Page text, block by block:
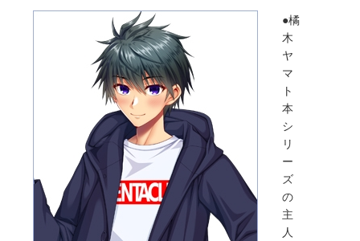
●橘
木
ヤ
マ
ト
本
シ
リ
ー
ズ
の
主
人